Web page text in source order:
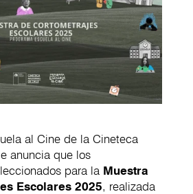
al Cine de la Cineteca
anuncia que los
para la Muestra
Escolares 2025, realizada